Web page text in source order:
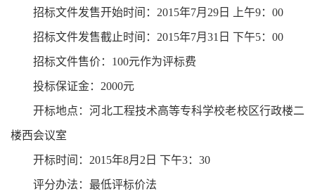
招标文件发售开始时间：2015年7月29日 上午9：00
招标文件发售截止时间：2015年7月31日 下午5：00
招标文件售价：100元作为评标费
投标保证金：2000元
开标地点：河北工程技术高等专科学校老校区行政楼二
楼西会议室
开标时间：2015年8月2日 下午3：30
评分办法：最低评标价法